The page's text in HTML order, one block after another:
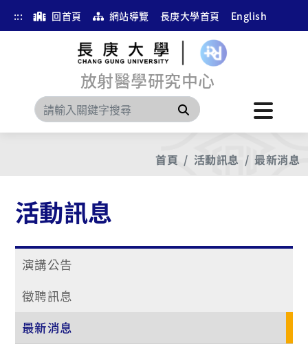
::: 回首頁 網站導覽 長庚大學首頁 English
放射醫學研究中心
搜尋
首頁 活動訊息 最新消息
活動訊息
演講公告
徵聘訊息
最新消息